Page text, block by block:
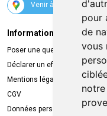
pour
de
vous
Venir à la pharmacie
Informations légales
Poser une question
Déclarer un effet indésirable
Mentions légales
CGV
Données personnelles